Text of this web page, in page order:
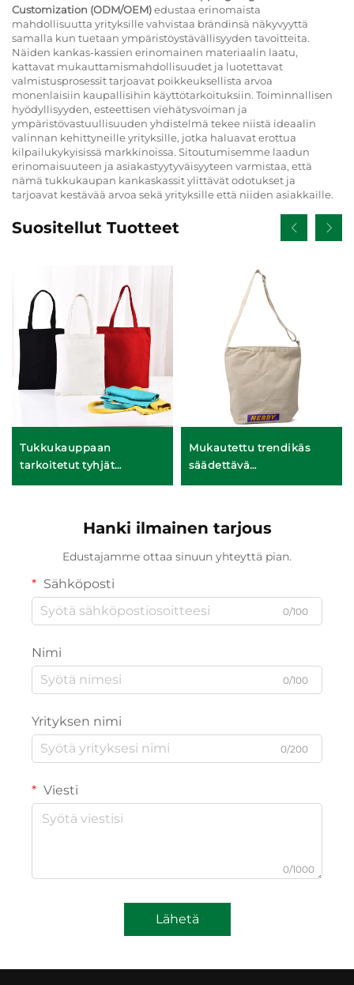
Customization (ODM/OEM)edustaa erinomaista
mahdollisuutta yrityksille vahvistaa brändinsä näkyvyyttä
samalla kun tuetaan ympäristöystävällisyyden tavoitteita.
Näiden kankas-kassien erinomainen materiaalin laatu,
kattavat mukauttamismahdollisuudet ja luotettavat
valmistusprosessit tarjoavat poikkeuksellista arvoa
monenlaisiin kaupallisihin käyttötarkoituksiin. Toiminnallisen
hyödyllisyyden, esteettisen viehätysvoiman ja
ympäristövastuullisuuden yhdistelmä tekee niistä ideaalin
valinnan kehittyneille yrityksille, jotka haluavat erottua
kilpailukykyisissä markkinoissa. Sitoutumisemme laadun
erinomaisuuteen ja asiakastyytyväisyyteen varmistaa, että
nämä tukkukaupan kankaskassit ylittävät odotukset ja
tarjoavat kestävää arvoa sekä yrityksille että niiden asiakkaille.
Suositellut Tuotteet
Tukkukauppaan
tarkoitetut tyhjät
Mukautettu trendikäs
säädettävä
Hanki ilmainen tarjous
Edustajamme ottaa sinuun yhteyttä pian.
Sähköposti
0/100
Nimi
0/100
Yrityksen nimi
0/200
Viesti
0/1000
Lähetä